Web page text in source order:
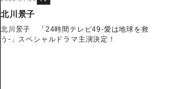
北川景子
北川景子 「24時間テレビ49-愛は地球を救
う-」スペシャルドラマ主演決定！